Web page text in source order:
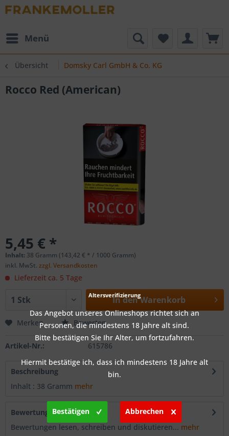
Menü
Übersicht Domsky Carl GmbH & Co. KG
Rocco Red (American)
5,45 € *
Inhalt: 38 Gramm (143,42 € * / 1000 Gramm)
inkl. MwSt. zzgl. Versandkosten
Lieferzeit ca. 5 Tage
In denWarenkorb
Merken Bewerten
Artikel-Nr.: 615786
Beschreibung
Inhalt : 38 Gramm mehr
Bewertungen
0
Bewertungen lesen, schreiben und diskutieren... mehr
Altersverifizierung
Das Angebot unseres Onlineshops richtet sich an
Personen, die mindestens 18 Jahre alt sind.
Bitte bestätigen Sie Ihr Alter, um fortzufahren.
Hiermit bestätige ich, dass ich mindestens 18 Jahre alt
bin.
Bestätigen Abbrechen